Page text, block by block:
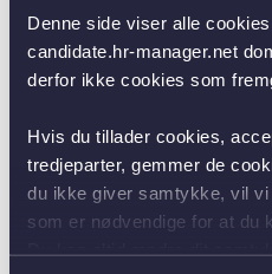
Denne side viser alle
candidate.hr-manager.net
derfor ikke cookies som
Hvis du tillader cookies,
tredjeparter, gemmer de
du ikke giver samtykke, vil
som er nødvendige for at du